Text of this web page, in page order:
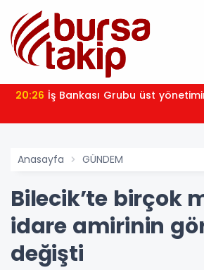
20:26 İş Bankası Grubu üst
Anasayfa GÜNDEM
Bilecik’te birçok
idare amirinin
değişti